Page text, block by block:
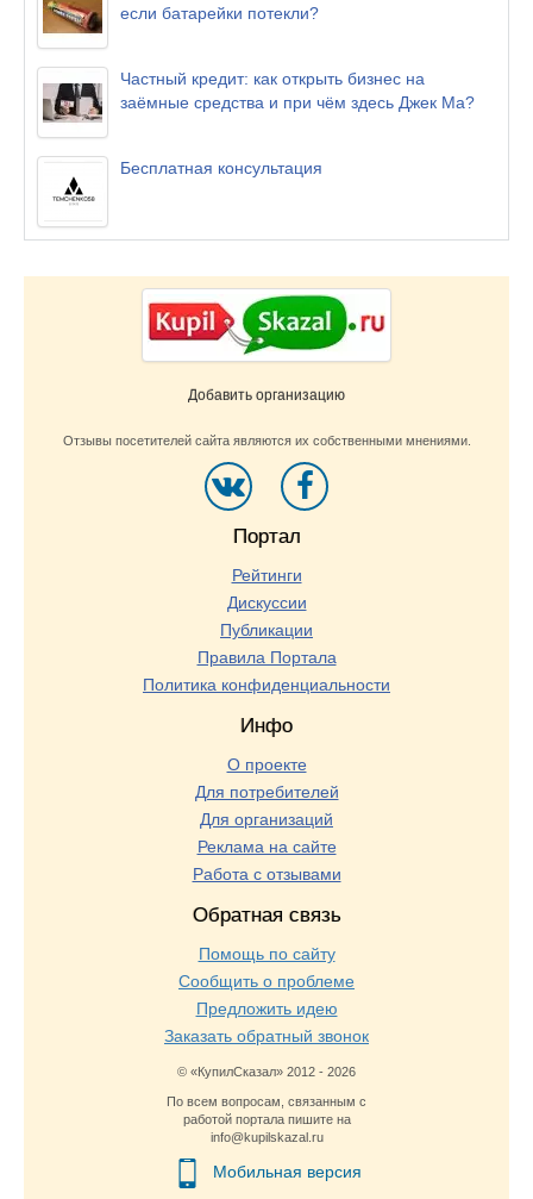
если батарейки потекли?
Частный кредит: как открыть бизнес на
заёмные средства и при чём здесь Джек Ма?
Бесплатная консультация
Добавить организацию
Отзывы посетителей сайта являются их собственными мнениями.
Портал
Рейтинги
Дискуссии
Публикации
Правила Портала
Политика конфиденциальности
Инфо
О проекте
Для потребителей
Для организаций
Реклама на сайте
Работа с отзывами
Обратная связь
Помощь по сайту
Сообщить о проблеме
Предложить идею
Заказать обратный звонок
© «КупилСказал» 2012 - 2026
По всем вопросам, связанным с
работой портала пишите на
info@kupilskazal.ru
Мобильная версия